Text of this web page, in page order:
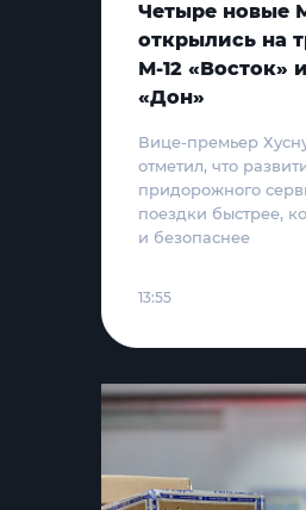
Четыре новые
открылись на
М-12 «Восток»
«Дон»
Вице-премьер
отметил, что
придорожного
поездки быстрее,
и безопаснее
13:55